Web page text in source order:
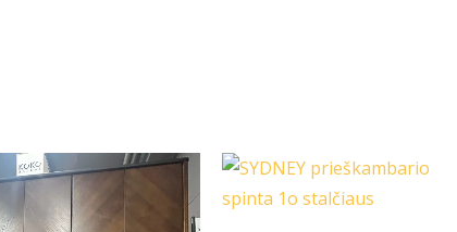
Original
price
was:
Current
price
is: